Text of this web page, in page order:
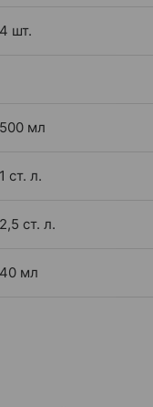
4 шт.
500 мл
1 ст. л.
2,5 ст. л.
40 мл